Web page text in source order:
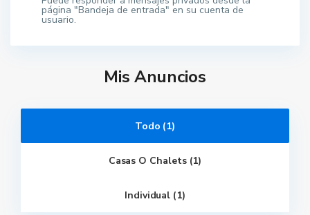
página "Bandeja de entrada" en su cuenta de
usuario.
Mis Anuncios
Todo (1)
Casas O Chalets (1)
Individual (1)